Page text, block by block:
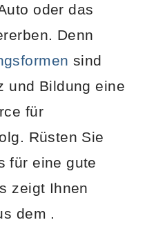
oder das
Denn
sind
und Bildung eine
für
Rüsten Sie
für eine gute
zeigt Ihnen
dem .